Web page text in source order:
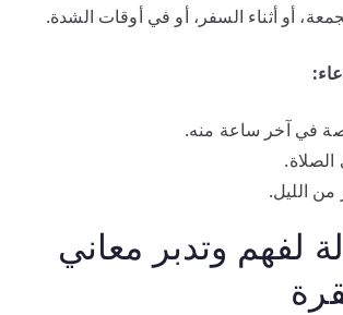
أو أثناء السفر، أو في أوقات الشدة.
في آخر ساعة منه.
الصلاة.
من الليل.
لفهم وتدبر معاني